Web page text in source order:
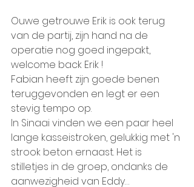
Ouwe getrouwe Erik is ook terug
van de partij, zijn hand na de
operatie nog goed ingepakt,
welcome back Erik !
Fabian heeft zijn goede benen
teruggevonden en legt er een
stevig tempo op.
In Sinaai vinden we een paar heel
lange kasseistroken, gelukkig met 'n
strook beton ernaast. Het is
stilletjes in de groep, ondanks de
aanwezigheid van Eddy…